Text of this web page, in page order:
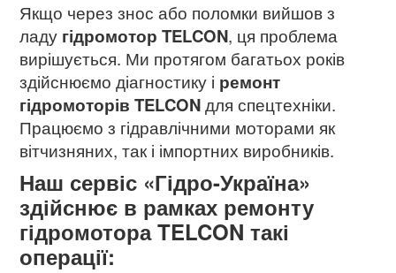
Якщо через знос або поломки вийшов з
ладу гідромотор TELCON, ця проблема
вирішується. Ми протягом багатьох років
здійснюємо діагностику і ремонт
гідромоторів TELCON для спецтехніки.
Працюємо з гідравлічними моторами як
вітчизняних, так і імпортних виробників.
Наш сервіс «Гідро-Україна»
здійснює в рамках ремонту
гідромотора TELCON такі
операції: